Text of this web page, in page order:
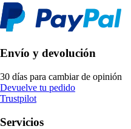
Envío y devolución
30 días para cambiar de opinión
Devuelve tu pedido
Trustpilot
Servicios